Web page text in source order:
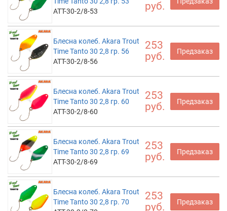
ATT-30-2/8-53
руб.
Блесна колеб. Akara Trout
Time Tanto 30 2,8 гр. 56
ATT-30-2/8-56
253
руб.
Предзаказ
Блесна колеб. Akara Trout
Time Tanto 30 2,8 гр. 60
ATT-30-2/8-60
253
руб.
Предзаказ
Блесна колеб. Akara Trout
Time Tanto 30 2,8 гр. 69
ATT-30-2/8-69
253
руб.
Предзаказ
Блесна колеб. Akara Trout
Time Tanto 30 2,8 гр. 70
253
руб.
Предзаказ